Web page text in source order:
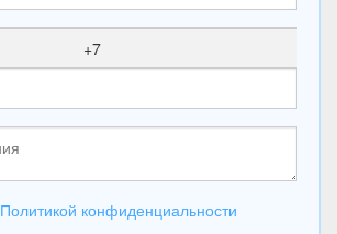
+7
Политикой конфиденциальности